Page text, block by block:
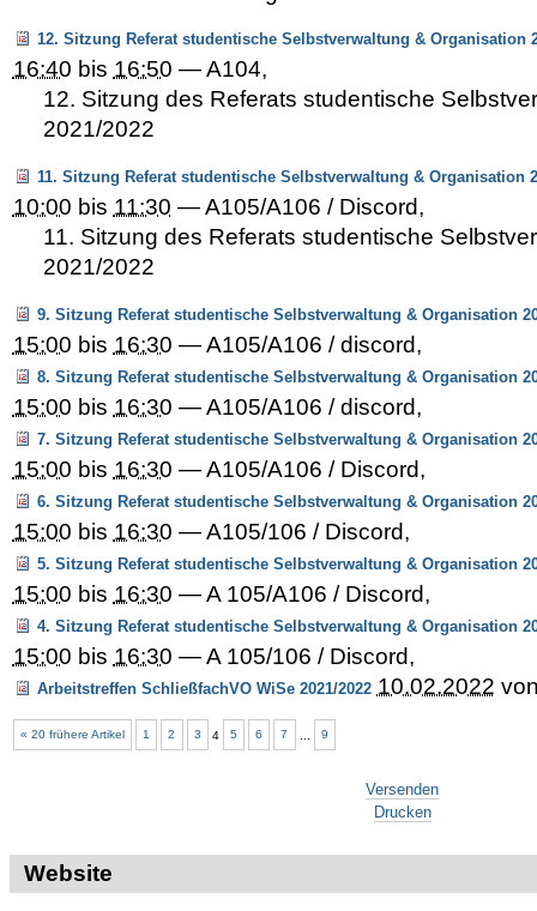
12. Sitzung Referat studentische Selbstverwaltung & Organisation
16:40 bis 16:50 —A104,
12. Sitzung des Referats studentische
2021/2022
11. Sitzung Referat studentische Selbstverwaltung & Organisation
10:00 bis 11:30 —A105/A106 / Discord,
11. Sitzung des Referats studentische
2021/2022
9. Sitzung Referat studentische Selbstverwaltung & Organisation
15:00 bis 16:30 —A105/A106 / discord,
8. Sitzung Referat studentische Selbstverwaltung & Organisation
15:00 bis 16:30 —A105/A106 / discord,
7. Sitzung Referat studentische Selbstverwaltung & Organisation
15:00 bis 16:30 —A105/A106 / Discord,
6. Sitzung Referat studentische Selbstverwaltung & Organisation
15:00 bis 16:30 —A105/106 / Discord,
5. Sitzung Referat studentische Selbstverwaltung & Organisation
15:00 bis 16:30 —A 105/A106 / Discord,
4. Sitzung Referat studentische Selbstverwaltung & Organisation
15:00 bis 16:30 —A 105/106 / Discord,
Arbeitstreffen SchließfachVO WiSe 2021/2022 10.02.2022
« 20 frühere Artikel 1 2 3 4 5 6 7 9
Versenden
Drucken
Website